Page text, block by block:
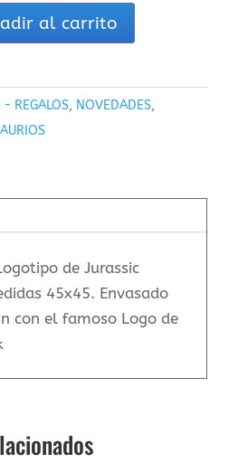
al carrito
- REGALOS, NOVEDADES,
de Jurassic
45x45. Envasado
con el famoso Logo de